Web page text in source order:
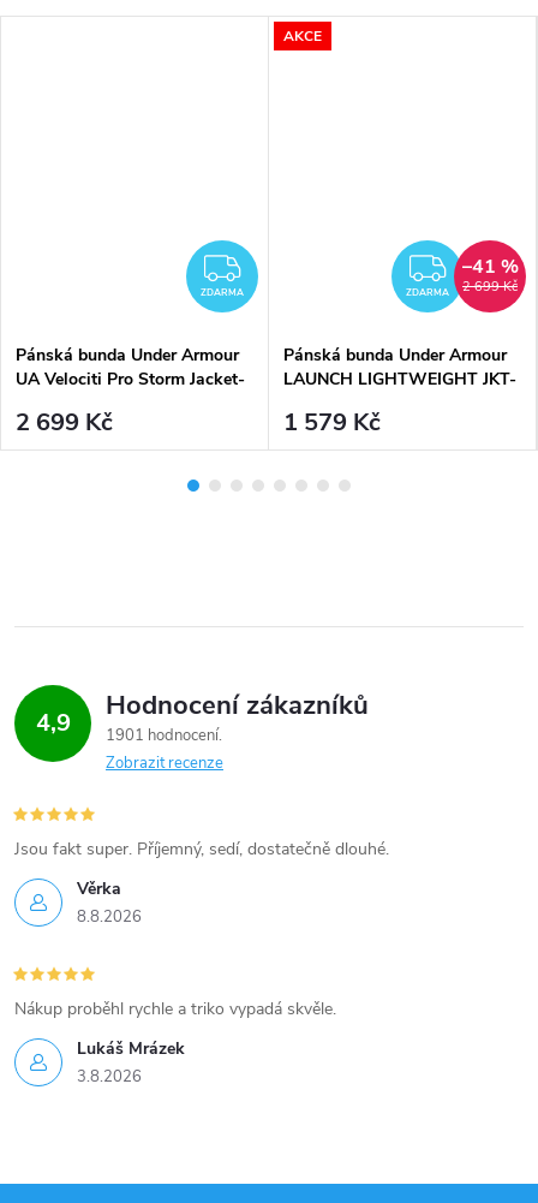
ZDARMA
ZDARMA
Pánská bunda Under Armour
UA Velociti Pro Storm Jacket-
2 699 Kč
AKCE
ZDARMA 2 699 Kč
–41 %
Pánská bunda Under Armour
LAUNCH LIGHTWEIGHT JKT-
1 579 Kč
4,9 Hodnocení zákazníků
1901 hodnocení
Zobrazit recenze
Věrka
8.8.2026
Jsou fakt super. Příjemný, sedí, dostatečně dlouhé.
Lukáš Mrázek
3.8.2026
Nákup proběhl rychle a triko vypadá skvěle.